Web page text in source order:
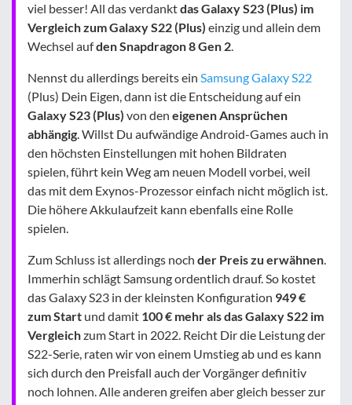
viel besser! All das verdanktdas Galaxy S23 (Plus) im
Vergleich zum Galaxy S22 (Plus) einzig und allein dem
Wechsel aufden Snapdragon 8 Gen 2.
Nennst du allerdings bereits ein Samsung Galaxy S22
(Plus) Dein Eigen, dann ist die Entscheidung auf ein
Galaxy S23 (Plus) von den eigenen Ansprüchen
abhängig. Willst Du aufwändige Android-Games auch in
den höchsten Einstellungen mit hohen Bildraten
spielen, führt kein Weg am neuen Modell vorbei, weil
das mit dem Exynos-Prozessor einfach nicht möglich ist.
Die höhere Akkulaufzeit kann ebenfalls eine Rolle
spielen.
Zum Schluss ist allerdings noch der Preis zu erwähnen.
Immerhin schlägt Samsung ordentlich drauf. So kostet
das Galaxy S23 in der kleinsten Konfiguration 949 €
zum Start und damit 100 € mehr als das Galaxy S22 im
Vergleichzum Start in 2022. Reicht Dir die Leistung der
S22-Serie, raten wir von einem Umstieg ab und es kann
sich durch den Preisfall auch der Vorgänger definitiv
noch lohnen. Alle anderen greifen aber gleich besser zur